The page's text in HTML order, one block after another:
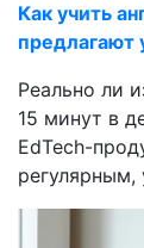
Как учить
предлагают
Реально ли
15 минут в
EdTech-
регулярным,